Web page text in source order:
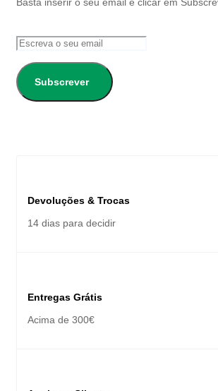
Basta inserir o seu email e clicar em
Subscrever
Devoluções & Trocas
14 dias para decidir
Entregas Grátis
Acima de 300€